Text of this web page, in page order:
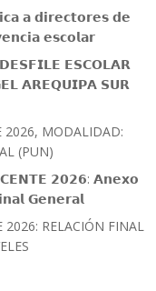
𝗮 𝗱𝗶𝗿𝗲𝗰𝘁𝗼𝗿𝗲𝘀 𝗱𝗲
𝗲𝘀𝗰𝗼𝗹𝗮𝗿
𝗘𝗦𝗖𝗢𝗟𝗔𝗥
𝗔𝗥𝗘𝗤𝗨𝗜𝗣𝗔 𝗦𝗨𝗥
2026, MODALIDAD:
(PUN)
𝟮𝟬𝟮𝟲: 𝗔𝗻𝗲𝘅𝗼
𝗚𝗲𝗻𝗲𝗿𝗮𝗹
2026: RELACIÓN FINAL